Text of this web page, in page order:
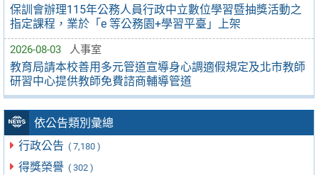
保訓會辦理115年公務人員行政中立數位學習暨抽獎活動之
指定課程，業於「e 等公務園+學習平臺」上架
2026-08-03 人事室
教育局請本校善用多元管道宣導身心調適假規定及北市教師
研習中心提供教師免費諮商輔導管道
依公告類別彙總
行政公告 ( 7,180 )
得獎榮譽 ( 302 )